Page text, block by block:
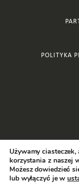
POLITYKA
Używamy
korzystania z naszej
Możesz dowiedzieć
lub wyłączyć je w